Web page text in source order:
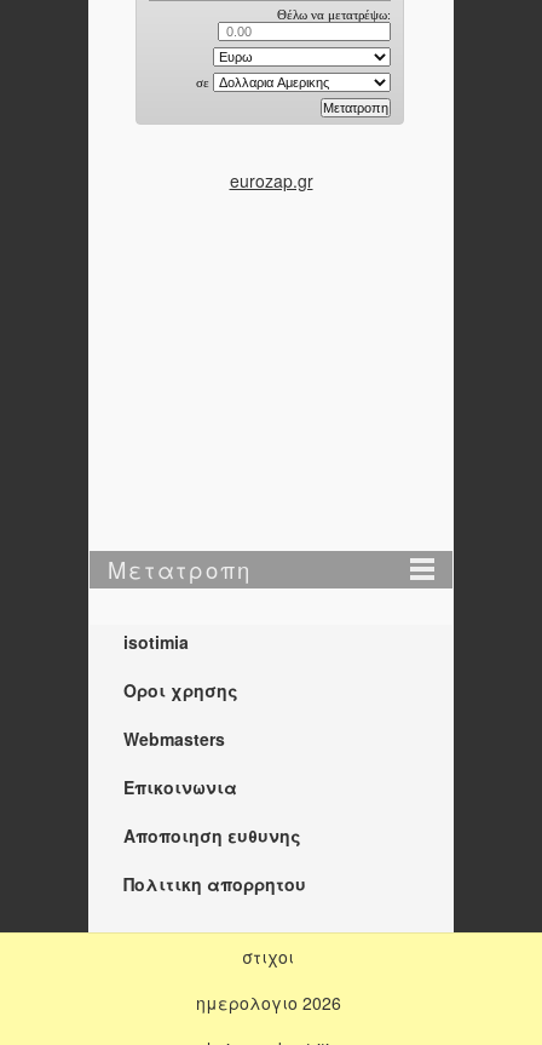
eurozap.gr
Μετατροπη
isotimia
Οροι χρησης
Webmasters
Επικοινωνια
Αποποιηση ευθυνης
Πολιτικη απορρητου
στιχοι
ημερολογιο 2026